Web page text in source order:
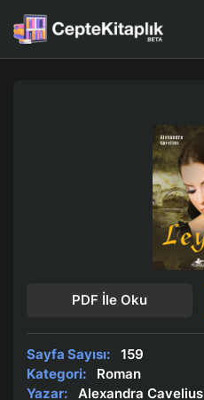
PDF İle Oku
Sayfa Sayısı:
159
Kategori:
Roman
Yazar:
Alexandra Cavelius